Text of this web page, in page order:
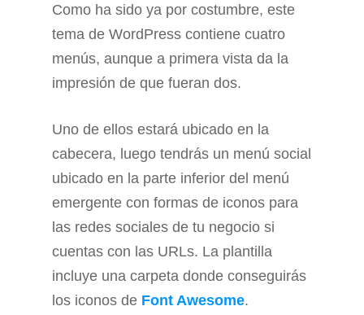
Como ha sido ya por costumbre, este
tema de WordPress contiene cuatro
menús, aunque a primera vista da la
impresión de que fueran dos.
Uno de ellos estará ubicado en la
cabecera, luego tendrás un menú social
ubicado en la parte inferior del menú
emergente con formas de iconos para
las redes sociales de tu negocio si
cuentas con las URLs. La plantilla
incluye una carpeta donde conseguirás
los iconos de Font Awesome.